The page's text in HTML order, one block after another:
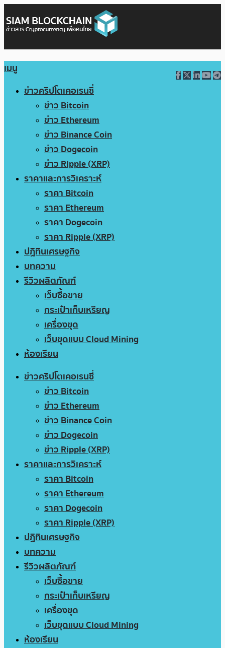
เมนู
ข่าวคริปโตเคอเรนซี่
ข่าว Bitcoin
ข่าว Ethereum
ข่าว Binance Coin
ข่าว Dogecoin
ข่าว Ripple (XRP)
ราคาและการวิเคราะห์
ราคา Bitcoin
ราคา Ethereum
ราคา Dogecoin
ราคา Ripple (XRP)
ปฏิทินเศรษฐกิจ
บทความ
รีวิวผลิตภัณฑ์
เว็บซื้อขาย
กระเป๋าเก็บเหรียญ
เครื่องขุด
เว็บขุดแบบ Cloud Mining
ห้องเรียน
ข่าวคริปโตเคอเรนซี่
ข่าว Bitcoin
ข่าว Ethereum
ข่าว Binance Coin
ข่าว Dogecoin
ข่าว Ripple (XRP)
ราคาและการวิเคราะห์
ราคา Bitcoin
ราคา Ethereum
ราคา Dogecoin
ราคา Ripple (XRP)
ปฏิทินเศรษฐกิจ
บทความ
รีวิวผลิตภัณฑ์
เว็บซื้อขาย
กระเป๋าเก็บเหรียญ
เครื่องขุด
เว็บขุดแบบ Cloud Mining
ห้องเรียน